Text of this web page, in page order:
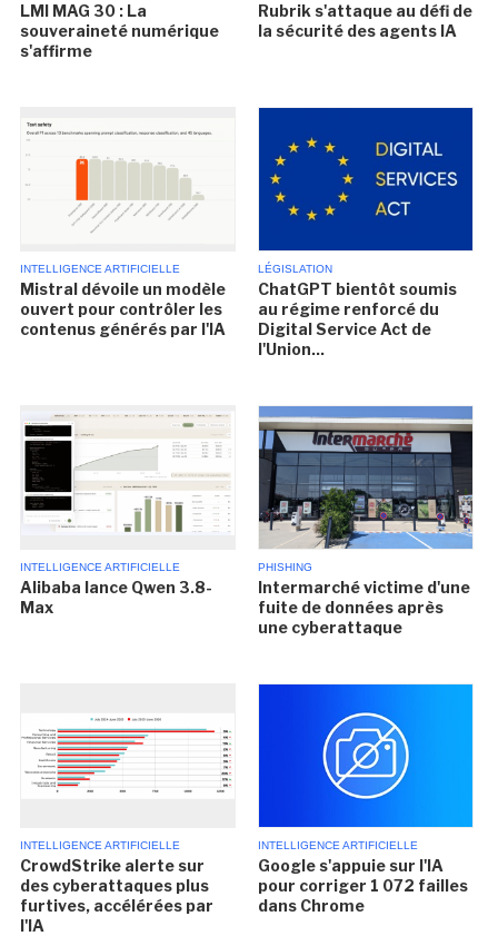
LMI MAG 30 : La
souveraineté numérique
s'affirme
Rubrik s'attaque au défi de
la sécurité des agents IA
INTELLIGENCE ARTIFICIELLE
Mistral dévoile un modèle
ouvert pour contrôler les
contenus générés par l'IA
LÉGISLATION
ChatGPT bientôt soumis
au régime renforcé du
Digital Service Act de
l'Union...
INTELLIGENCE ARTIFICIELLE
Alibaba lance Qwen 3.8-
Max
PHISHING
Intermarché victime d'une
fuite de données après
une cyberattaque
INTELLIGENCE ARTIFICIELLE
CrowdStrike alerte sur
des cyberattaques plus
furtives, accélérées par
l'IA
INTELLIGENCE ARTIFICIELLE
Google s'appuie sur l'IA
pour corriger 1 072 failles
dans Chrome